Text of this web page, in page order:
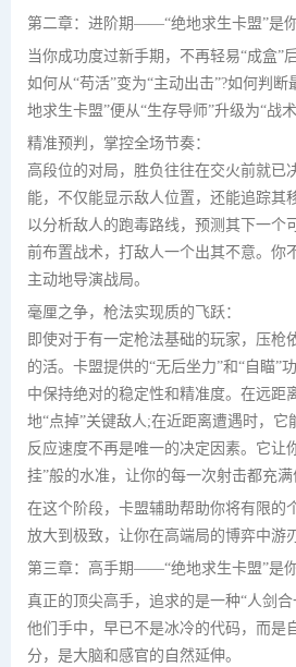
第二章：进阶期——“绝地求生卡盟”是
当你成功度过新手期，不再轻易“成盒”
如何从“苟活”变为“主动出击”?如何判
地求生卡盟”便从“生存导师”升级为“战术
精准预判，掌控全场节奏：
高段位的对局，胜负往往在交火前就已
能，不仅能显示敌人位置，还能追踪其
以分析敌人的跑毒路线，预测其下一个
前布置战术，打敌人一个出其不意。你
主动地导演战局。
毫厘之争，枪法实现质的飞跃：
即使对于有一定枪法基础的玩家，压枪
的活。卡盟提供的“无后坐力”和“自瞄”
中保持绝对的稳定性和精准度。在远距
地“点掉”关键敌人;在近距离遭遇时，它
反应速度不再是唯一的决定因素。它让
挂”般的水准，让你的每一次射击都充满
在这个阶段，卡盟辅助帮助你将有限的
放大到极致，让你在高端局的博弈中游
第三章：高手期——“绝地求生卡盟”是
真正的顶尖高手，追求的是一种“人剑
他们手中，早已不是冰冷的代码，而是
分，是大脑和感官的自然延伸。